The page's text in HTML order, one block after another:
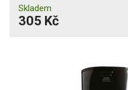
Skladem
305 Kč